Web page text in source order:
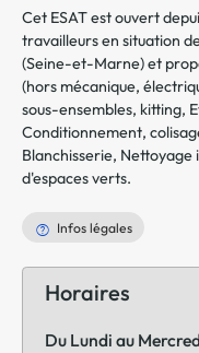
Cet ESAT est ouvert
travailleurs en situation
(Seine-et-Marne) et
(hors mécanique,
sous-ensembles, kitting,
Conditionnement,
Blanchisserie, Nettoyage
d'espaces verts.
Infos légales
Horaires
Du Lundi au